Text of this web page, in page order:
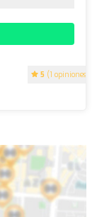
5 (1 opiniones)